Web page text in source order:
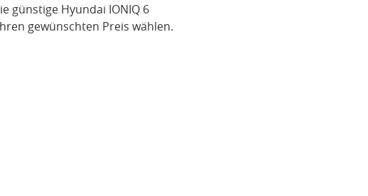
günstige Hyundai IONIQ 6
gewünschten Preis wählen.